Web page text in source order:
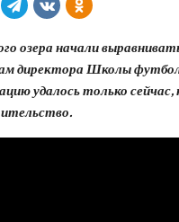
озера начали
директора Школы
удалось только